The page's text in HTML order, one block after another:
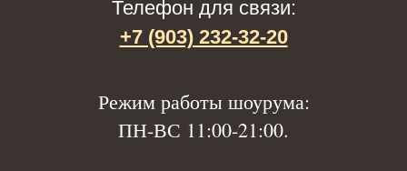
Телефон для связи:
+7 (903) 232-32-20
Режим работы шоурума:
ПН-ВС 11:00-21:00.